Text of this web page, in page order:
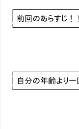
│前回のあらすじ
│自分の年齢より一